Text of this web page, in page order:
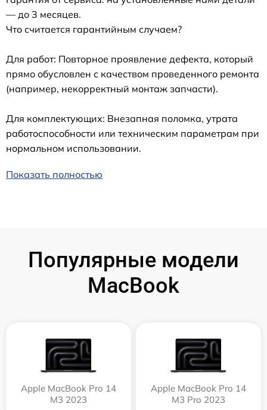
— до 3 месяцев.
Что считается гарантийным случаем?
Для работ: Повторное проявление дефекта, который
прямо обусловлен с качеством проведенного ремонта
(например, некорректный монтаж запчасти).
Для комплектующих: Внезапная поломка, утрата
работоспособности или техническим параметрам при
нормальном использовании.
Показать полностью
Популярные модели
MacBook
Apple MacBook Pro 14
M3 2023
Apple MacBook Pro 14
M3 Pro 2023